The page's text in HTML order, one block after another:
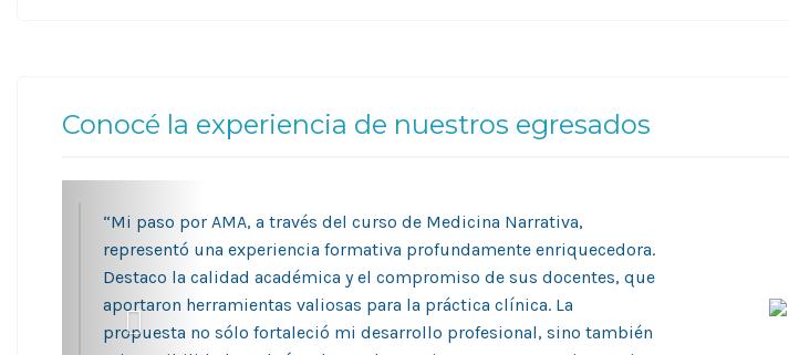
Conocé la experiencia de nuestros egresados
“Mi paso por AMA, a través del curso de Medicina Narrativa,
representó una experiencia formativa profundamente enriquecedora.
Destaco la calidad académica y el compromiso de sus docentes, que
aportaron herramientas valiosas para la práctica clínica. La
propuesta no sólo fortaleció mi desarrollo profesional, sino también